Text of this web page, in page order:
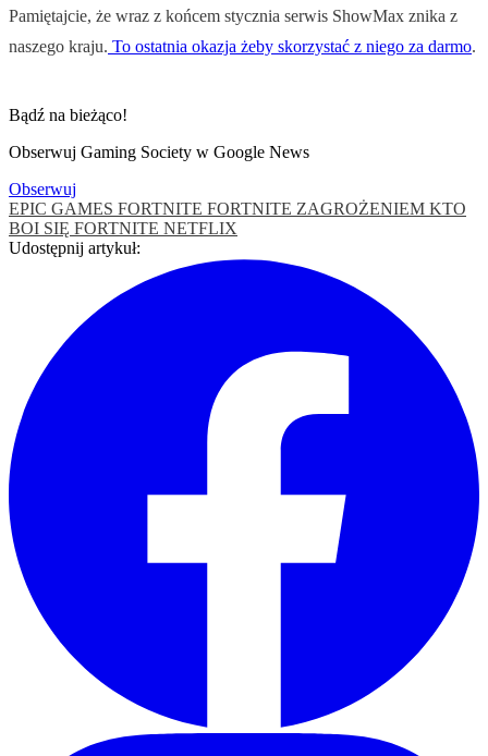
Pamiętajcie, że wraz z końcem stycznia serwis ShowMax znika z
naszego kraju. To ostatnia okazja żeby skorzystać z niego za darmo.
Bądź na bieżąco!
Obserwuj Gaming Society w Google News
Obserwuj
EPIC GAMES FORTNITE FORTNITE ZAGROŻENIEM KTO
BOI SIĘ FORTNITE NETFLIX
Udostępnij artykuł: